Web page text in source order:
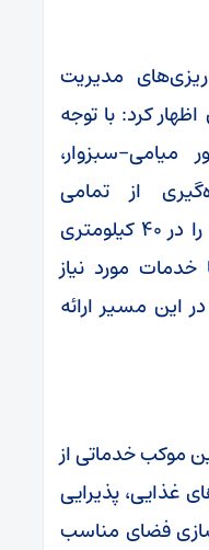
مدیریت
کرد: با توجه
از تمامی
ظرفیت‌های خود، این موکب را در ۴۰ کیلومتری
مورد نیاز
این مسیر ارائه
موکب خدماتی از
غذایی، پذیرایی
فضای مناسب